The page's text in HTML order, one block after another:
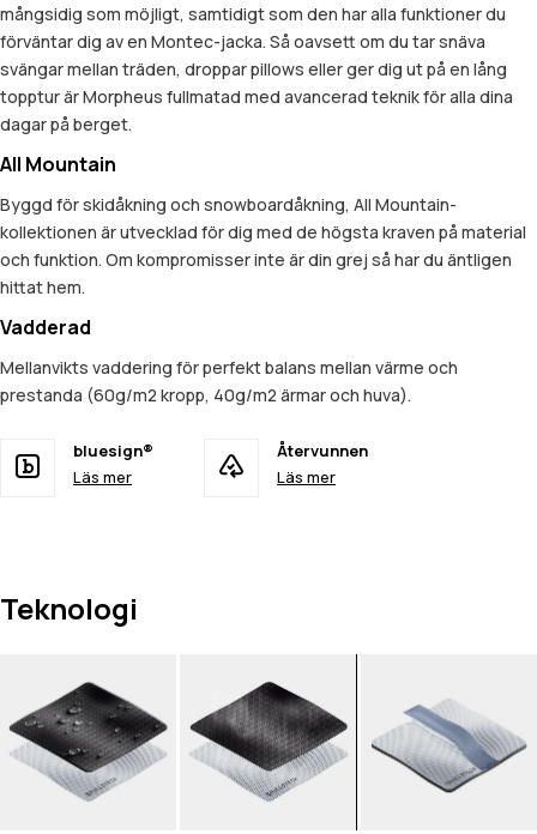
mångsidig som möjligt, samtidigt som den har alla funktioner du
förväntar dig av en Montec-jacka. Så oavsett om du tar snäva
svängar mellan träden, droppar pillows eller ger dig ut på en lång
topptur är Morpheus fullmatad med avancerad teknik för alla dina
dagar på berget.
All Mountain
Byggd för skidåkning och snowboardåkning, All Mountain-
kollektionen är utvecklad för dig med de högsta kraven på material
och funktion. Om kompromisser inte är din grej så har du äntligen
hittat hem.
Vadderad
Mellanvikts vaddering för perfekt balans mellan värme och
prestanda (60g/m2 kropp, 40g/m2 ärmar och huva).
bluesign®
Läs mer
Återvunnen
Läs mer
Teknologi